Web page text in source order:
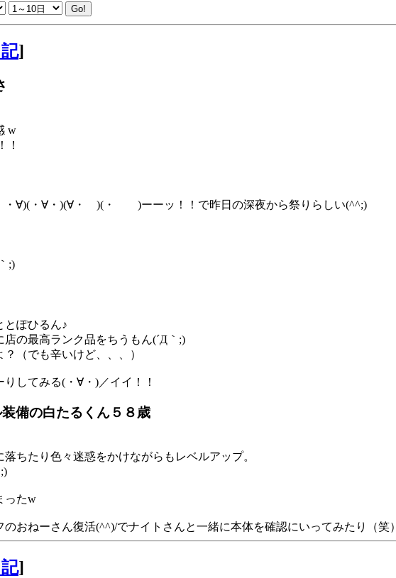
]
w
！
∀)(・∀・)(∀・ )(・ )ーーッ！！で昨日の深夜から祭りらしい(^^;)
;)
とぽひるん♪
の最高ランク品をちうもん(´Д｀;)
（でも辛いけど、、、）
してみる(・∀・)／イイ！！
備の白たるくん５８歳
ちたり色々迷惑をかけながらもレベルアップ。
ったw
おねーさん復活(^^)/でナイトさんと一緒に本体を確認にいってみたり（笑）
]